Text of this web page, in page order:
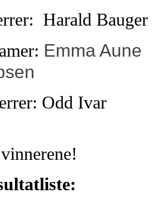
Harald Bauger
Emma Aune
Odd Ivar